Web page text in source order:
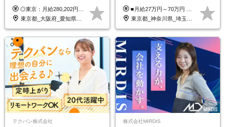
可*面接1回/o
◎東京：月給280,202円～402,430円 ◎大阪：月給269,824円～392,052円 ◎名古屋：月給285,967円～408,195円 ◎その他：月給265,212円～387,440円 ※試用期間3か月／待遇は研修期間中のみ変更あり （東京：23.9万円～、大阪：月給23.4万円～、名古屋：月給24.2万円～、その他：月給23.1万円～） ※固定残業代（配属後に支給）・一律手当を含む ※固定残業代は残業がない場合も支給し、超過分は別途支給する ※年齢、経験、能力を考慮し、支給額を決定します。
東京都_大阪府_愛知県_北海道_宮城県_新潟県_石川県_静岡県_広島県_福岡県_沖縄県
125日以上#残業月5h以下#リ
モート可
■月給27万円～70万円 ※経験・スキルなどを考慮して決定します。 ※上記金額には固定残業代（月15時間相当分／26,300円～73,500円）を含みます。 超過分は別途支給します。 ★最大200万円の昇給アップを叶えたメンバーも！ ￣￣￣V￣￣￣￣￣￣￣￣￣￣￣￣￣￣￣￣￣￣￣ 社員の頑張りはしっかり評価・還元！ はじめは経験がなくても、頑張り次第で早期キャリアアップも狙える環境が充実！ 実際に、昇給で最大200万円給与が上がった先輩社員も活躍中！ 社員のモチベーションも高く維持しながら働けます◎ ★一人でも多くの方とお会いしたいと考えています！ ￣￣￣V￣￣￣￣￣￣￣￣￣￣￣￣￣￣￣￣￣￣￣￣ 現在活躍中の先輩たちの前職は、営業や飲食、 美容師や銀行員、アパレル店員など、多彩！ パソコンが苦手だったメンバーも今では第一線で活躍中です！
東京都_神奈川県_埼玉県_千葉県_大阪府_愛知県_北海道_青森県_岩手県_宮城県_秋田県_山形県_福島県_茨城県_栃木県_群馬県_新潟県_山梨県_長野県_富山県_石川県_福井県_静岡県_岐阜県_三重県_兵庫県_京都府_滋賀県_奈良県_和歌山県_広島県_岡山県_鳥取県_島根県_山口県_徳島県_香川県_愛媛県_高知県_福岡県_熊本県_佐賀県_長崎県_大分県_宮崎県_鹿児島県_沖縄県
テクバン株式会社 株式会社MIRDIS